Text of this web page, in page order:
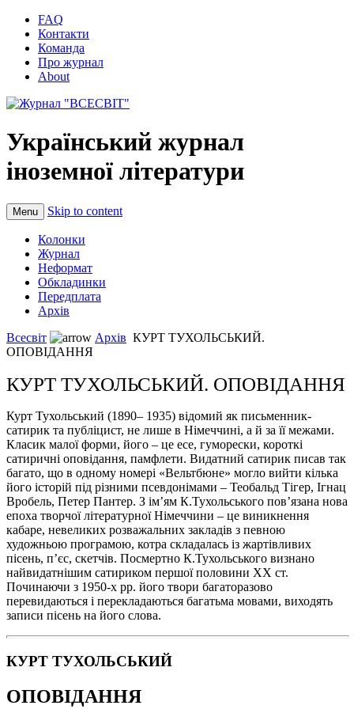
FAQ
Контакти
Команда
Про журнал
About
Український журнал
іноземної літератури
Menu Skip to content
Колонки
Журнал
Неформат
Обкладинки
Передплата
Архів
Всесвіт
Архів КУРТ ТУХОЛЬСЬКИЙ.
ОПОВІДАННЯ
КУРТ ТУХОЛЬСЬКИЙ. ОПОВІДАННЯ
Курт Тухольський (1890– 1935) відомий як письменник-
сатирик та публіцист, не лише в Німеччині, а й за її межами.
Класик малої форми, його – це есе, гуморески, короткі
сатиричні оповідання, памфлети. Видатний сатирик писав так
багато, що в одному номері «Вельтбюне» могло вийти кілька
його історій під різними псевдонімами – Теобальд Тігер, Ігнац
Вробель, Петер Пантер. З ім’ям К.Тухольського пов’язана нова
епоха творчої літературної Німеччини – це виникнення
кабаре, невеликих розважальних закладів з певною
художньою програмою, котра складалась із жартівливих
пісень, п’єс, скетчів. Посмертно К.Тухольського визнано
найвидатнішим сатириком першої половини ХХ ст.
Починаючи з 1950-х рр. його твори багаторазово
перевидаються і перекладаються багатьма мовами, виходять
записи пісень на його слова.
КУРТ ТУХОЛЬСЬКИЙ
ОПОВІДАННЯ